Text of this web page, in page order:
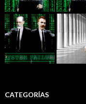
CATEGORÍAS